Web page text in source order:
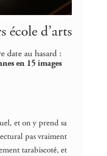
d’arts
date au hasard :
en 15 images
et on y prend sa
pas vraiment
tarabiscoté, et